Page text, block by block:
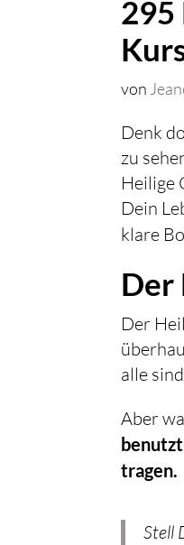
295
von
Denk
zu
Heilige
Dein
klare
Der
Der
alle
Aber
tragen.
Stell